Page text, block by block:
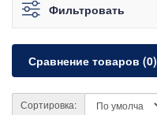
Фильтровать
Сравнение товаров (0)
Сортировка: